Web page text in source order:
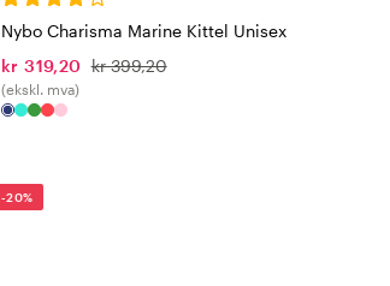
Nybo Charisma Marine Kittel Unisex
kr 319,20 kr 399,20
(ekskl. mva)
-20%